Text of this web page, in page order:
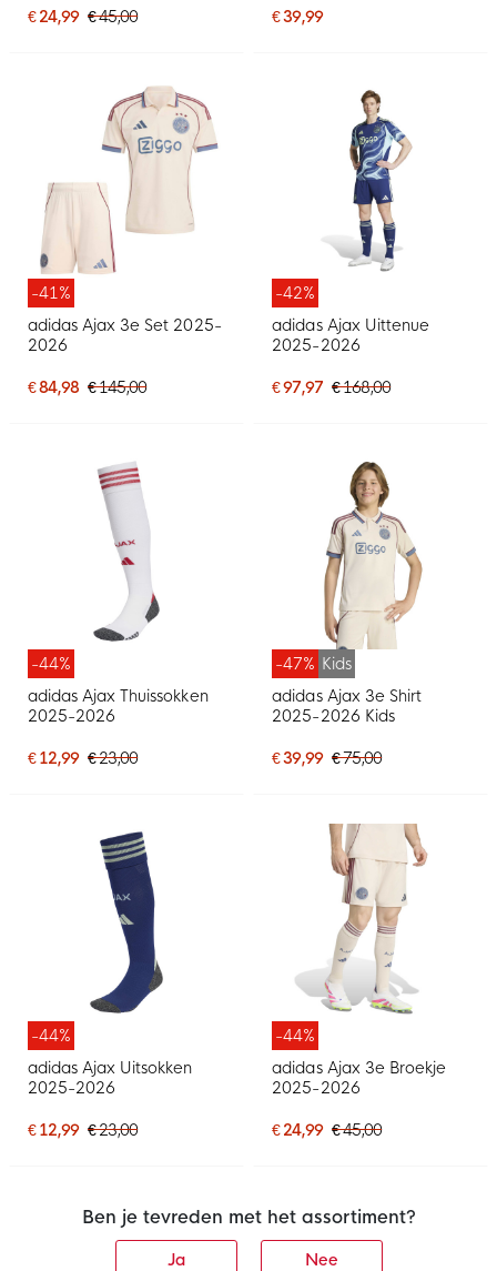
€ 24,99 € 45,00 € 39,99
-41%
adidas Ajax 3e Set 2025-
2026
€ 84,98 € 145,00
-42%
adidas Ajax Uittenue
2025-2026
€ 97,97 € 168,00
-44%
adidas Ajax Thuissokken
2025-2026
€ 12,99 € 23,00
-47% Kids
adidas Ajax 3e Shirt
2025-2026 Kids
€ 39,99 € 75,00
-44%
adidas Ajax Uitsokken
2025-2026
€ 12,99 € 23,00
-44%
adidas Ajax 3e Broekje
2025-2026
€ 24,99 € 45,00
Ben je tevreden met het assortiment?
Ja Nee